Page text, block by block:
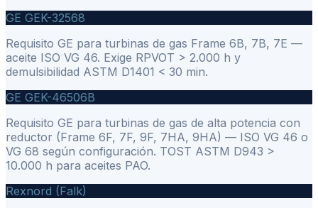
GE GEK-32568
Requisito GE para turbinas de gas Frame 6B, 7B, 7E —
aceite ISO VG 46. Exige RPVOT > 2.000 h y
demulsibilidad ASTM D1401 < 30 min.
GE GEK-46506B
Requisito GE para turbinas de gas de alta potencia con
reductor (Frame 6F, 7F, 9F, 7HA, 9HA) — ISO VG 46 o
VG 68 según configuración. TOST ASTM D943 >
10.000 h para aceites PAO.
Rexnord (Falk)